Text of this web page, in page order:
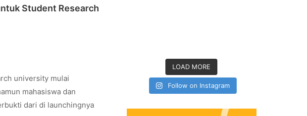
Student Research
university mulai
mahasiswa dan
dari di launchingnya
LOAD MORE
Follow on Instagram